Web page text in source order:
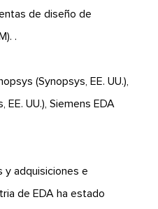
de diseño de
.
(Synopsys, EE. UU.),
UU.), Siemens EDA
y adquisiciones e
de EDA ha estado